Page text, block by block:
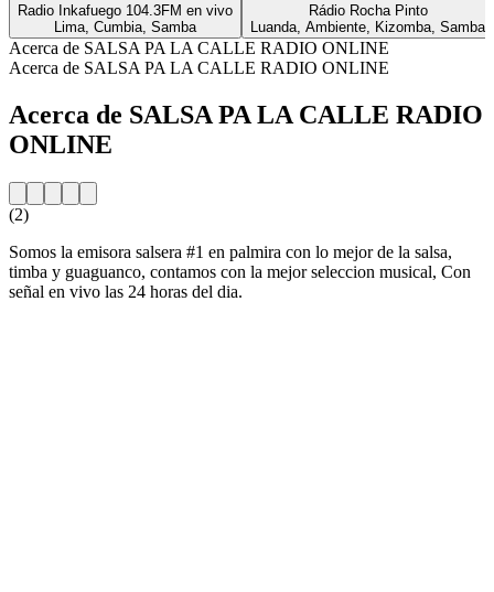
Radio Inkafuego 104.3FM en vivo
Lima, Cumbia, Samba
Rádio Rocha Pinto
Luanda, Ambiente, Kizomba, Samba
Acerca de SALSA PA LA CALLE RADIO ONLINE
Acerca de SALSA PA LA CALLE RADIO ONLINE
Acerca de SALSA PA LA CALLE RADIO
ONLINE
(2)
Somos la emisora salsera #1 en palmira con lo mejor de la salsa,
timba y guaguanco, contamos con la mejor seleccion musical, Con
señal en vivo las 24 horas del dia.